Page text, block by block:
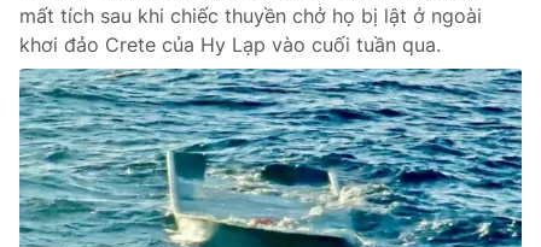
Photo Infographic
Video Shorts video
VTV Money VTV Thể thao
VTV Sức khoẻ Bất động sản
mất tích sau khi chiếc thuyền chở họ bị lật ở ngoài
khơi đảo Crete của Hy Lạp vào cuối tuần qua.